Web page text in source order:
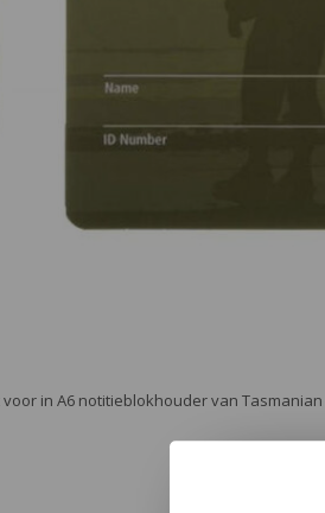
in A6 notitieblokhouder van Tasmanian